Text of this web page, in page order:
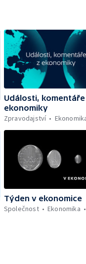
Události, komentáře
ekonomiky
Zpravodajství
Týden v ekonomice
Společnost
Ekonomika